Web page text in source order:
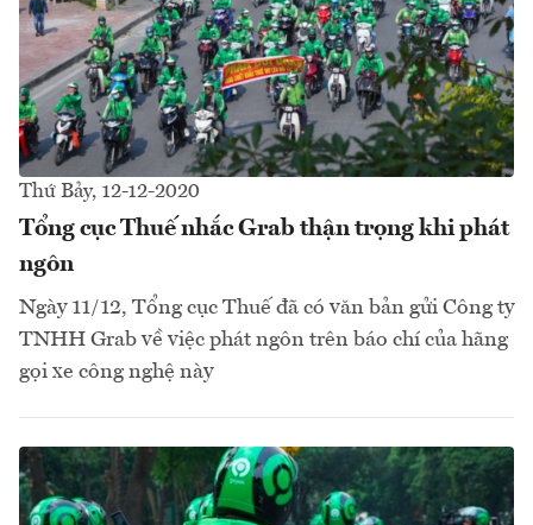
Thứ Bảy, 12-12-2020
Tổng cục Thuế nhắc Grab thận trọng khi phát
ngôn
Ngày 11/12, Tổng cục Thuế đã có văn bản gửi Công ty
TNHH Grab về việc phát ngôn trên báo chí của hãng
gọi xe công nghệ này